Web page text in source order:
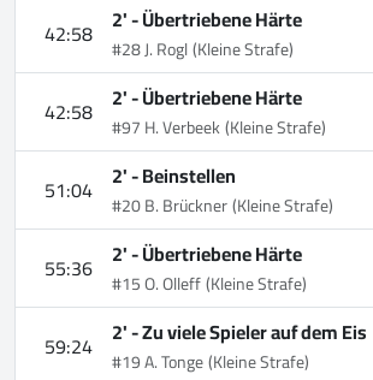
42:58 2' -Übertriebene Härte
#28 J. Rogl(Kleine Strafe)
42:58 2' -Übertriebene Härte
#97 H. Verbeek(Kleine Strafe)
51:04 2' -Beinstellen
#20 B. Brückner(Kleine Strafe)
55:36 2' -Übertriebene Härte
#15 O. Olleff(Kleine Strafe)
59:24 2' -Zu viele Spieler auf dem Eis
#19 A. Tonge(Kleine Strafe)